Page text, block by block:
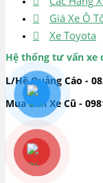
Giá Xe Ô
Xe Toyota
Hệ thống tư vấn xe
L/Hệ Quảng Cáo -
Mua Bán Xe Cũ -